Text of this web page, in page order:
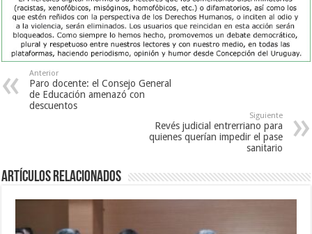
Anterior
Paro docente: el Consejo General
de Educación amenazó con
descuentos
Siguiente
Revés judicial entrerriano para
quienes querían impedir el pase
sanitario
Artículos Relacionados